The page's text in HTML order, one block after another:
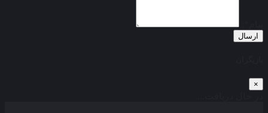
ارسال
×